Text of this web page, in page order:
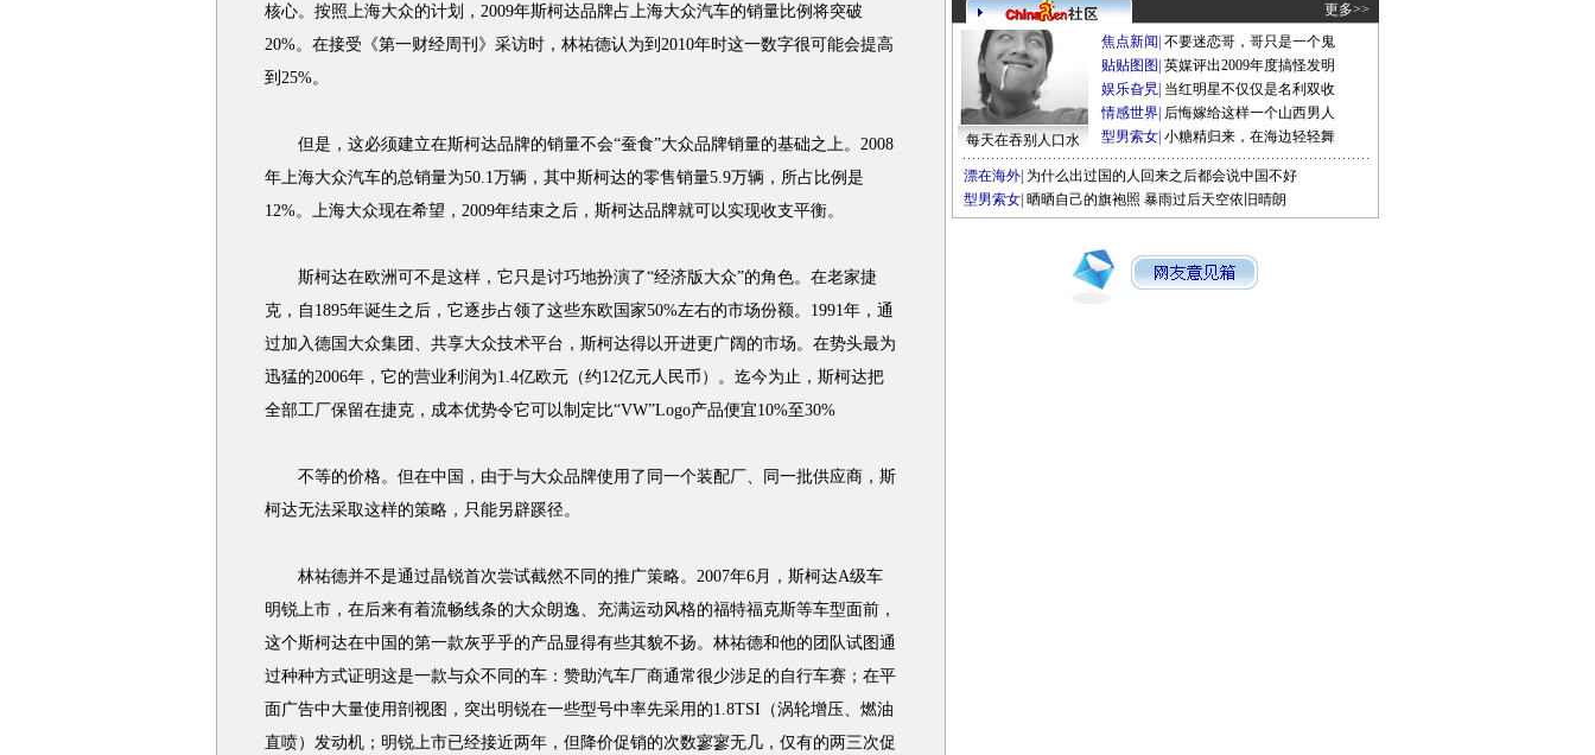
核心。按照上海大众的计划，2009年斯柯达品牌占上海大众汽车的销量比例将突破
20%。在接受《第一财经周刊》采访时，林祐德认为到2010年时这一数字很可能会提高
到25%。
但是，这必须建立在斯柯达品牌的销量不会“蚕食”大众品牌销量的基础之上。2008
年上海大众汽车的总销量为50.1万辆，其中斯柯达的零售销量5.9万辆，所占比例是
12%。上海大众现在希望，2009年结束之后，斯柯达品牌就可以实现收支平衡。
斯柯达在欧洲可不是这样，它只是讨巧地扮演了“经济版大众”的角色。在老家捷
克，自1895年诞生之后，它逐步占领了这些东欧国家50%左右的市场份额。1991年，通
过加入德国大众集团、共享大众技术平台，斯柯达得以开进更广阔的市场。在势头最为
迅猛的2006年，它的营业利润为1.4亿欧元（约12亿元人民币）。迄今为止，斯柯达把
全部工厂保留在捷克，成本优势令它可以制定比“VW”Logo产品便宜10%至30%
不等的价格。但在中国，由于与大众品牌使用了同一个装配厂、同一批供应商，斯
柯达无法采取这样的策略，只能另辟蹊径。
林祐德并不是通过晶锐首次尝试截然不同的推广策略。2007年6月，斯柯达A级车
明锐上市，在后来有着流畅线条的大众朗逸、充满运动风格的福特福克斯等车型面前，
这个斯柯达在中国的第一款灰乎乎的产品显得有些其貌不扬。林祐德和他的团队试图通
过种种方式证明这是一款与众不同的车：赞助汽车厂商通常很少涉足的自行车赛；在平
面广告中大量使用剖视图，突出明锐在一些型号中率先采用的1.8TSI（涡轮增压、燃油
直喷）发动机；明锐上市已经接近两年，但降价促销的次数寥寥无几，仅有的两三次促
更多>>
每天在吞别人口水
焦点新闻 不要迷恋哥，哥只是一个鬼
贴贴图图 英媒评出2009年度搞怪发明
娱乐旮旯 当红明星不仅仅是名利双收
情感世界 后悔嫁给这样一个山西男人
型男索女 小糖精归来，在海边轻轻舞
漂在海外 为什么出过国的人回来之后都会说中国不好
型男索女 晒晒自己的旗袍照 暴雨过后天空依旧晴朗